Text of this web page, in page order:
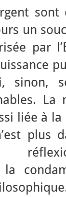
un
par
sinon,
La
liée à
plus
la